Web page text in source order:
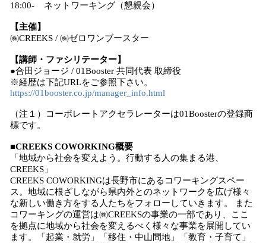
18:00- ネットワーキング（懇親会）
【主催】
㈱CREEKS / ㈱ゼロワンブースター
【講師・ファシリテーター】
●合田ジョージ / 01Booster 共同代表 取締役
※経歴は下記URLをご参照下さい。
https://01booster.co.jp/manager_info.html
（注１）コーポレートアクセラレーターは01Boosterの登録商
標です。
■CREEKS COWORKING概要
「地域から社会を変えよう。行動する人の集まる港、
CREEKS」
CREEKS COWORKINGは長野市にあるコワーキングスペー
ス。地域に根ざしながら県内外とのネットワークを広げ様々
な新しい働き方をする人たちをフォローしていきます。 また
コワーキングの運営は㈱CREEKSの事業の一部であり、ここ
を拠点に地域から社会を変えるべく様々な事業を展開してい
ます。「起業・就労」「移住・中山間地」「教育・子育て」